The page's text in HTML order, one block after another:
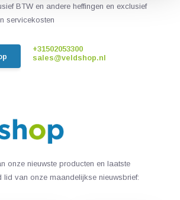
BTW en andere heffingen en exclusief
servicekosten
+31502053300
sales@veldshop.nl
onze nieuwste producten en laatste
lid van onze maandelijkse nieuwsbrief: